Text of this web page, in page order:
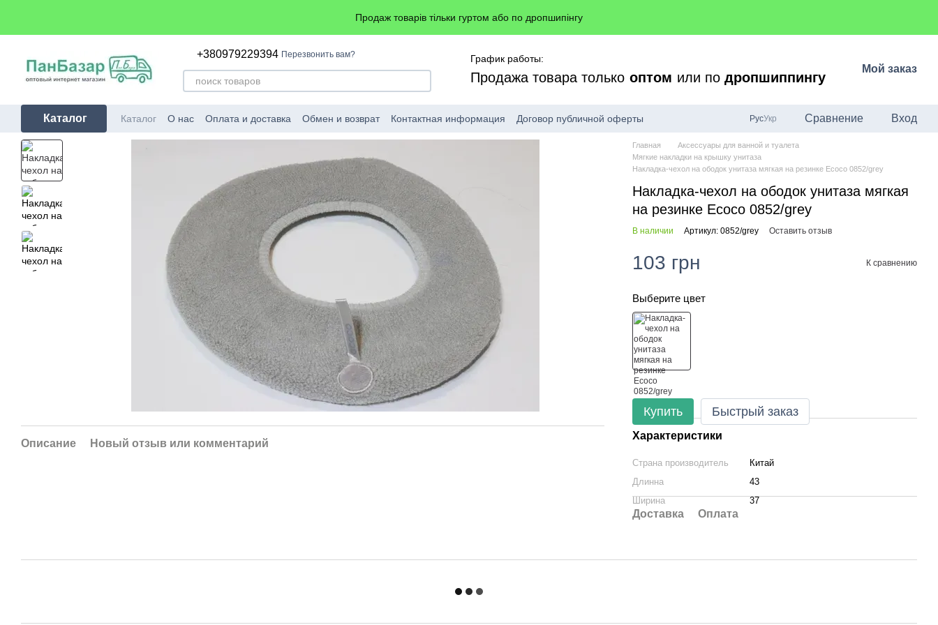
Продаж товарів тільки гуртом або по дропшипінгу
+380979229394 Перезвонить вам? График работы:
Продажа товара только оптом или подропшиппингу
Мой заказ
Каталог Каталог О нас Оплата и доставка Обмен и возврат Контактная информация Договор публичной оферты РусУкр Сравнение Вход
Описание Новый отзыв или комментарий
Главная
Аксессуары для ванной и туалета
Мягкие накладки на крышку унитаза
Накладка-чехол на ободок унитаза мягкая на резинке Ecoco 0852/grey
Накладка-чехол на ободок унитаза мягкая
на резинке Ecoco 0852/grey
В наличии Артикул: 0852/grey Оставить отзыв
103 грн К сравнению
Выберите цвет
Купить Быстрый заказ
Характеристики
Страна производитель
Китай
Длинна
43
Ширина
37
Доставка Оплата